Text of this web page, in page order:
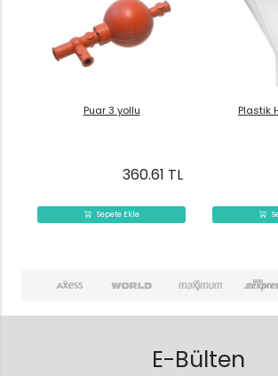
Sepete Ekle
Puar 3 yollu
360.61 TL
Plastik
E-Bülten